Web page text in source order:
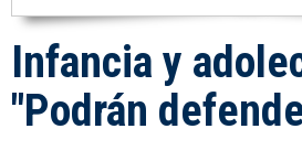
Infancia y
"Podrán